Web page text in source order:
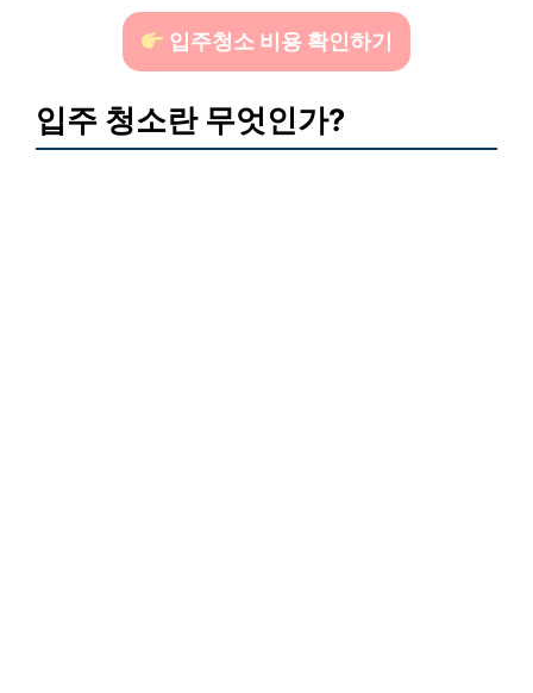
입주청소 비용 확인하기
입주 청소란 무엇인가?